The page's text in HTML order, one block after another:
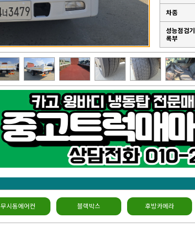
차종
성능점검기
록부
무시동에어컨 블랙박스 후방카메라